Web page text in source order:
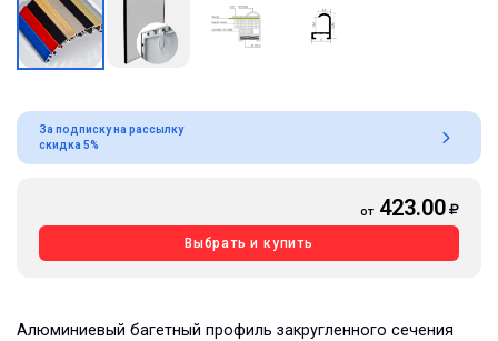
За подписку на рассылку
скидка 5%
от 423.00
Выбрать и купить
Алюминиевый багетный профиль закругленного сечения